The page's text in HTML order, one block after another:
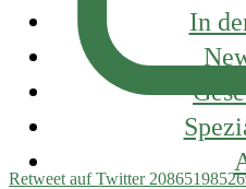
Retweet auf Twitter
In